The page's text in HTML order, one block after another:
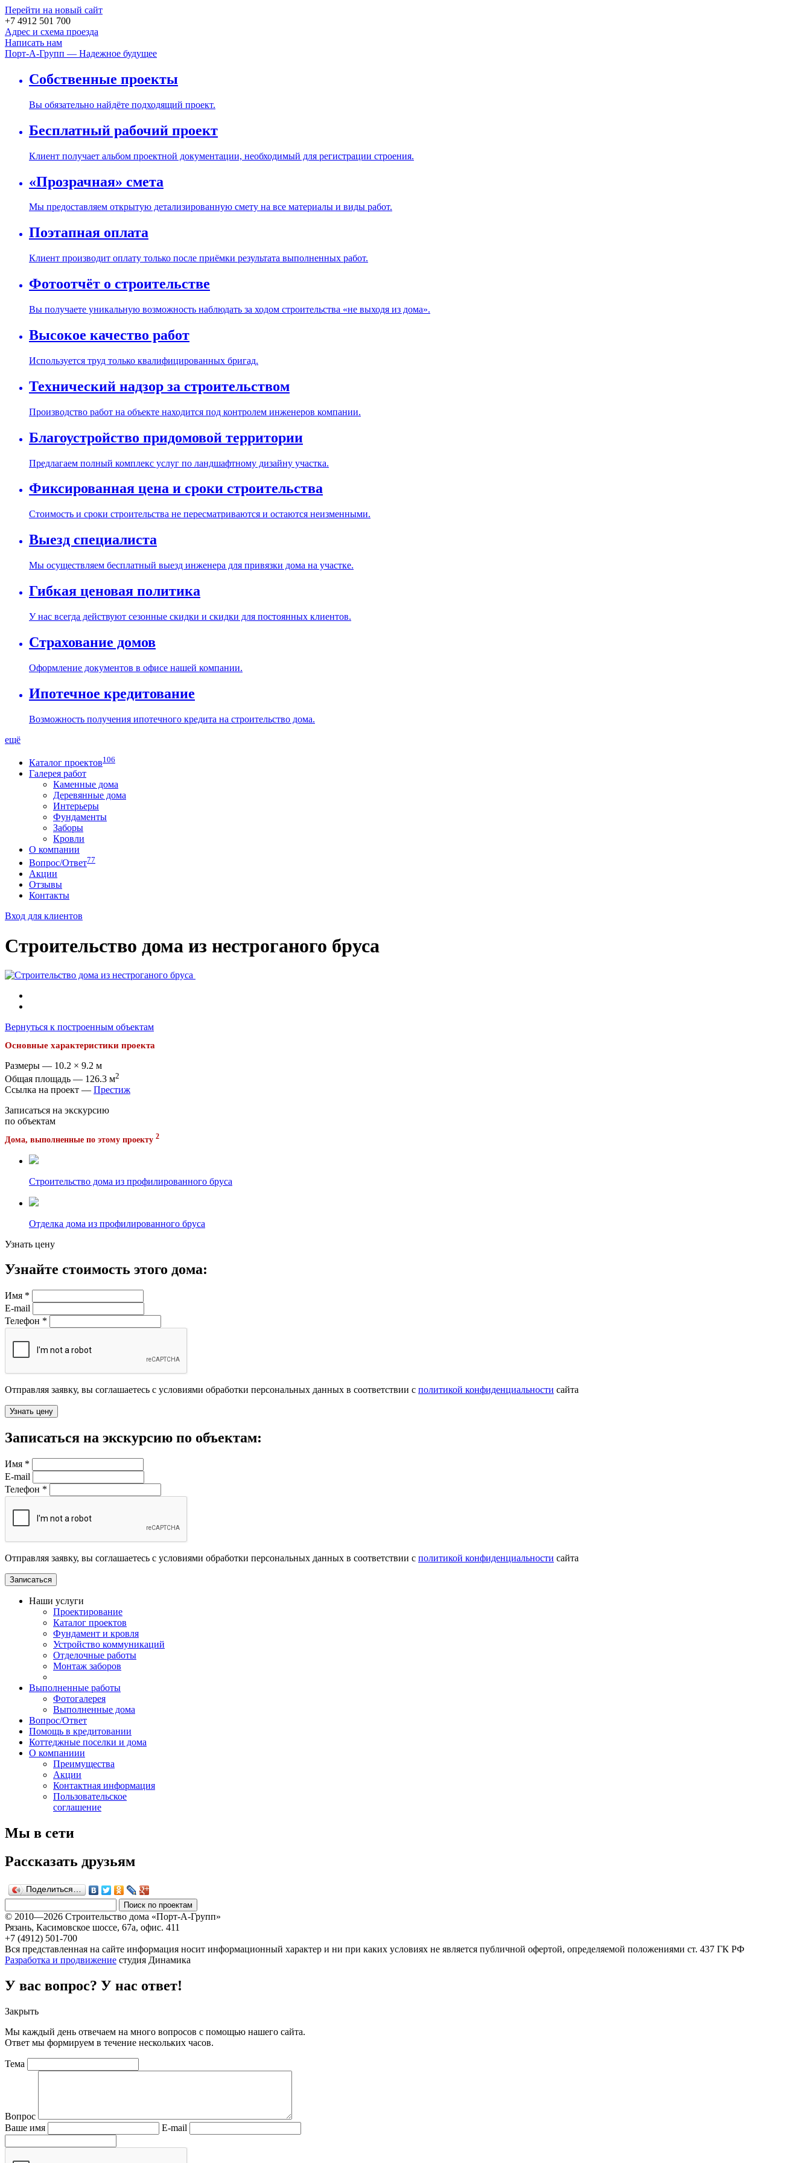
Перейти на новый сайт
+7 4912 501 700
Адрес и схема проезда
Написать нам
Порт-А-Групп — Надежное будущее
Собственные проекты
Вы обязательно найдёте подходящий проект.
Бесплатный рабочий проект
Клиент получает альбом проектной документации, необходимый для регистрации строения.
«Прозрачная» смета
Мы предоставляем открытую детализированную смету на все материалы и виды работ.
Поэтапная оплата
Клиент производит оплату только после приёмки результата выполненных работ.
Фотоотчёт о строительстве
Вы получаете уникальную возможность наблюдать за ходом строительства «не выходя из дома».
Высокое качество работ
Используется труд только квалифицированных бригад.
Технический надзор за строительством
Производство работ на объекте находится под контролем инженеров компании.
Благоустройство придомовой территории
Предлагаем полный комплекс услуг по ландшафтному дизайну участка.
Фиксированная цена и сроки строительства
Стоимость и сроки строительства не пересматриваются и остаются неизменными.
Выезд специалиста
Мы осуществляем бесплатный выезд инженера для привязки дома на участке.
Гибкая ценовая политика
У нас всегда действуют сезонные скидки и скидки для постоянных клиентов.
Страхование домов
Оформление документов в офисе нашей компании.
Ипотечное кредитование
Возможность получения ипотечного кредита на строительство дома.
ещё
Каталог проектов106
Галерея работ
Каменные дома
Деревянные дома
Интерьеры
Фундаменты
Заборы
Кровли
О компании
Вопрос/Ответ77
Акции
Отзывы
Контакты
Вход для клиентов
Строительство дома из нестроганого бруса
Вернуться к построенным объектам
Основные характеристики проекта
Размеры — 10.2 × 9.2 м
Общая площадь — 126.3 м2
Ссылка на проект — Престиж
Записаться на экскурсию
по объектам
Дома, выполненные по этому проекту 2
Строительство дома из профилированного бруса
Отделка дома из профилированного бруса
Узнать цену
Узнайте стоимость этого дома:
Имя *
E-mail
Телефон *
Отправляя заявку, вы соглашаетесь с условиями обработки персональных данных в соответствии с политикой конфиденциальности сайта
Записаться на экскурсию по объектам:
Имя *
E-mail
Телефон *
Отправляя заявку, вы соглашаетесь с условиями обработки персональных данных в соответствии с политикой конфиденциальности сайта
Наши услуги
Проектирование
Каталог проектов
Фундамент и кровля
Устройство коммуникаций
Отделочные работы
Монтаж заборов
Выполненные работы
Фотогалерея
Выполненные дома
Вопрос/Ответ
Помощь в кредитовании
Коттеджные поселки и дома
О компаниии
Преимущества
Акции
Контактная информация
Пользовательское
соглашение
Мы в сети
Рассказать друзьям
Поделиться…
© 2010—2026 Строительство дома «Порт-А-Групп»
Рязань, Касимовское шоссе, 67а, офиc. 411
+7 (4912) 501-700
Вся представленная на сайте информация носит информационный характер и ни при каких условиях не является публичной офертой, определяемой положениями ст. 437 ГК РФ
Разработка и продвижение студия Динамика
У вас вопрос? У нас ответ!
Закрыть
Мы каждый день отвечаем на много вопросов с помощью нашего сайта.
Ответ мы формируем в течение нескольких часов.
Тема
Вопрос
Ваше имя
E-mail